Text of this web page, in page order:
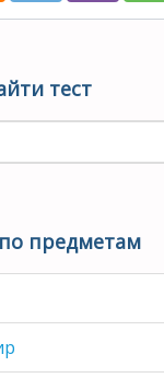
тест
предметам